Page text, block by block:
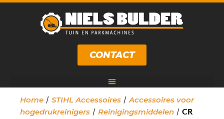
CONTACT
Home / STIHL Accessoires / Accessoires voor
hogedrukreinigers / Reinigingsmiddelen / CR